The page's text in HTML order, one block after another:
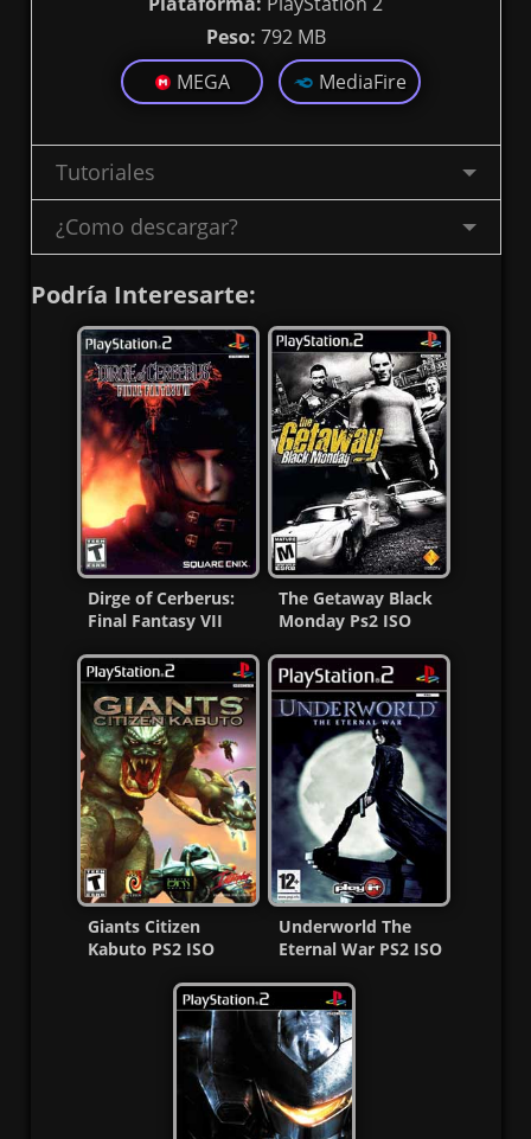
Peso: 792 MB
MEGA
MediaFire
Tutoriales
¿Como descargar?
Podría Interesarte:
Dirge of Cerberus:
Final Fantasy VII
Esp
The Getaway Black
Monday Ps2 ISO
MG
Giants Citizen
Kabuto PS2 ISO
Underworld The
Eternal War PS2 ISO